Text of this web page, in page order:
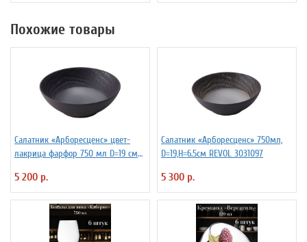
Похожие товары
Салатник «Арборесценс» цвет-
лакрица фарфор 750 мл D=19 см
5 200 р.
Салатник «Арборесценс» 750мл,
D=19,H=6.5см REVOL 3031097
5 300 р.